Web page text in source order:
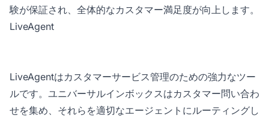
験が保証され、全体的なカスタマー満足度が向上します。
LiveAgent
LiveAgentはカスタマーサービス管理のための強力なツー
ルです。ユニバーサルインボックスはカスタマー問い合わ
せを集め、それらを適切なエージェントにルーティングし